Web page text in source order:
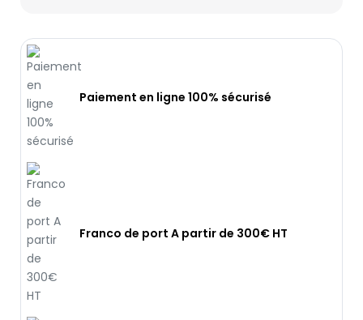
Paiement en ligne 100% sécurisé
Franco de port A partir de 300€ HT